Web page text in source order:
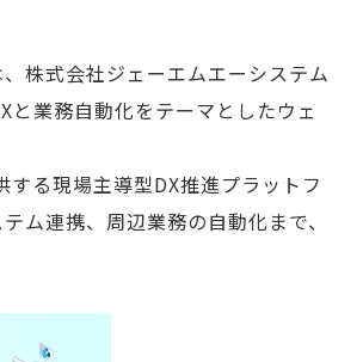
株式会社ジェーエムエーシステム
業務自動化をテーマとしたウェ
る現場主導型DX推進プラットフ
ム連携、周辺業務の自動化まで、